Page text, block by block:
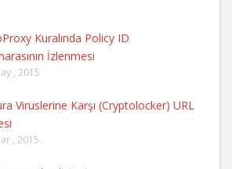
Kuralında Policy ID
İzlenmesi
, 2015
Viruslerine Karşı (Cryptolocker) URL
, 2015